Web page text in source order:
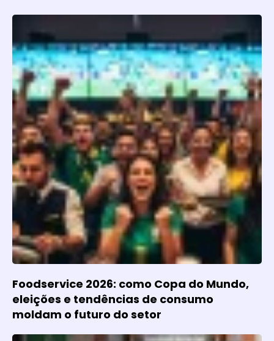
Foodservice 2026: como Copa do Mundo,
eleições e tendências de consumo
moldam o futuro do setor